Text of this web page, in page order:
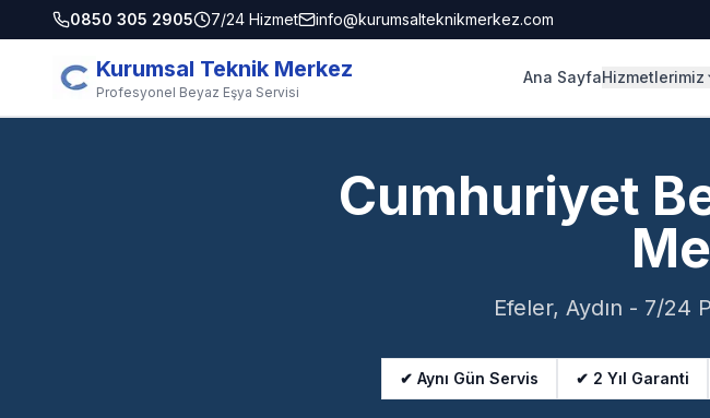
0850 305 2905 7/24 Hizmet info@kurumsalteknikmerkez.com
Kurumsal Teknik Merkez
Profesyonel Beyaz Eşya Servisi
Ana SayfaHizmetlerimiz
Cumhuriyet
Efeler, Aydın - 7/24
✔ Aynı Gün Servis ✔ 2 Yıl Garanti